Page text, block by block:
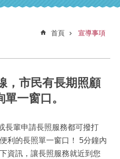
首頁 宣導事項
，市民有長期照顧
一窗口。
長輩申請長照服務都可撥打
利的長照單一窗口！ 5分鐘內
資訊，讓長照服務就近到您